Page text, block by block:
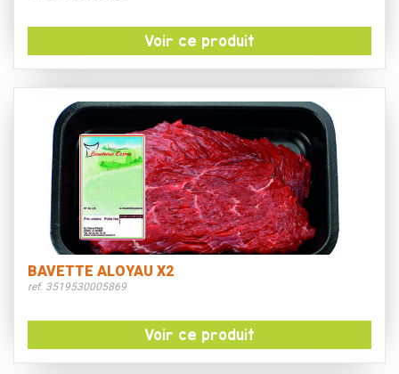
Voir ce produit
BAVETTE ALOYAU X2
ref. 3519530005869
Voir ce produit